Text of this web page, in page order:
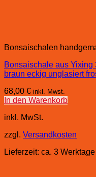
Bonsaischalen
Bonsaischale aus
braun eckig unglasiert
68,00 € inkl. Mwst.
In den Warenkorb
inkl. MwSt.
zzgl. Versandkosten
Lieferzeit: ca. 3